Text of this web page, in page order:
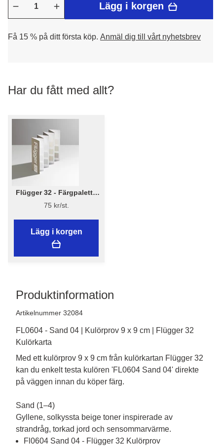
Lägg i korgen
Få 15 % på ditt första köp. Anmäl dig till vårt nyhetsbrev
Har du fått med allt?
Flügger 32 - Färgpalett -
Flügger 32 - Kulörkarta
75 kr/st.
Lägg i korgen
Produktinformation
Artikelnummer 32084
FL0604 - Sand 04 | Kulörprov 9 x 9 cm | Flügger 32
Kulörkarta
Med ett kulörprov 9 x 9 cm från kulörkartan Flügger 32
kan du enkelt testa kulören 'FL0604 Sand 04' direkte
på väggen innan du köper färg.
Sand (1–4)
Gyllene, solkyssta beige toner inspirerade av
strandråg, torkad jord och sensommarvärme.
Fl0604 Sand 04 - Flügger 32 Kulörprov